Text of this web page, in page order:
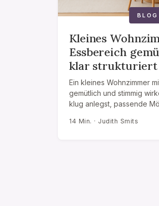
BLOG
Kleines
Essbereich
klar
Ein kleines Wohnzimmer
gemütlich und stimmig
klug anlegst, passende
14 Min. · Judith Smits